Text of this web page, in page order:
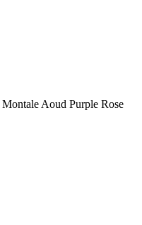
Montale Aoud Purple Rose